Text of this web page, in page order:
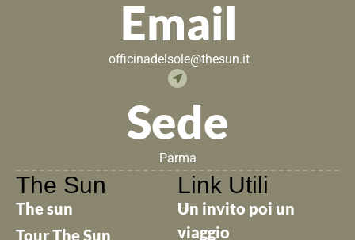
Email
officinadelsole@thesun.it
Sede
Parma
The Sun
The sun
Tour The Sun
Link Utili
Un invito poi un
viaggio